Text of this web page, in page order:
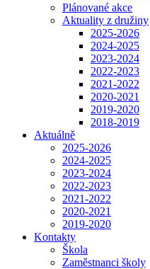
Plánované akce
Aktuality z družiny
2025-2026
2024-2025
2023-2024
2022-2023
2021-2022
2020-2021
2019-2020
2018-2019
Aktuálně
2025-2026
2024-2025
2023-2024
2022-2023
2021-2022
2020-2021
2019-2020
Kontakty
Škola
Zaměstnanci školy